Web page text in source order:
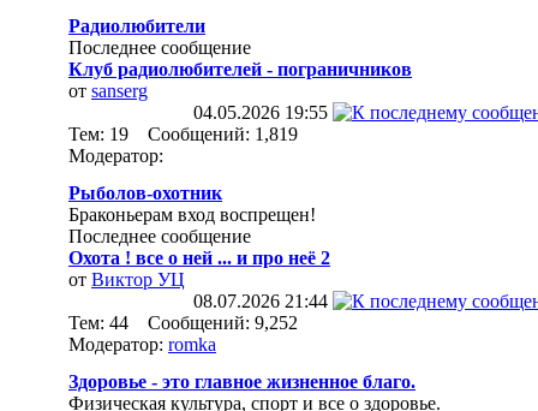
Радиолюбители
Последнее сообщение
Клуб радиолюбителей - пограничников
от sanserg
04.05.2026 19:55
Тем: 19 Сообщений: 1,819
Модератор:
Рыболов-охотник
Браконьерам вход воспрещен!
Последнее сообщение
Охота ! все о ней ... и про неё 2
от Виктор УЦ
08.07.2026 21:44
Тем: 44 Сообщений: 9,252
Модератор: romka
Здоровье - это главное жизненное благо.
Физическая культура, спорт и все о здоровье.